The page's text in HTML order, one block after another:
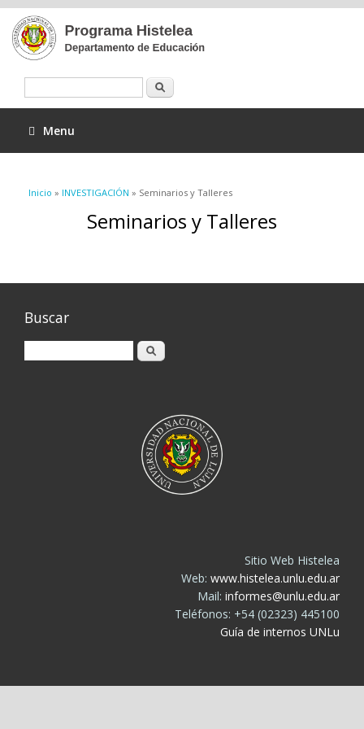
Menu
Se encuentra usted aquí
Inicio » INVESTIGACIÓN » Seminarios y Talleres
Seminarios y Talleres
Buscar
Buscar
Sitio Web Histelea
Web: www.histelea.unlu.edu.ar
Mail: informes@unlu.edu.ar
Teléfonos: +54 (02323) 445100
Guía de internos UNLu